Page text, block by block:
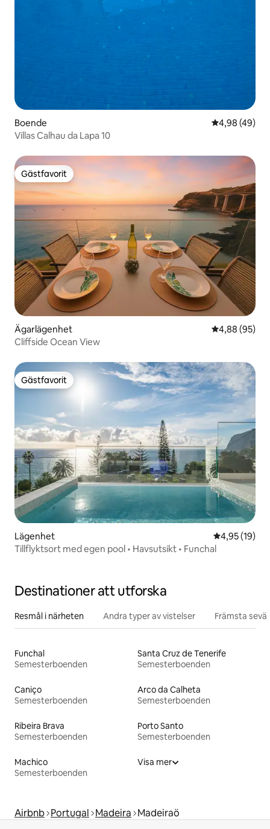
Boende 4,98 av 5 i
4,98 (49)
Villas Calhau da Lapa 10
Gästfavorit
Gästfavorit
Ägarlägenhet 4,88 av 5 i
4,88 (95)
Cliffside Ocean View
Gästfavorit
Gästfavorit
Lägenhet 4,95 av 5 i
4,95 (19)
Tillflyktsort med egen pool • Havsutsikt • Funchal
Destinationer att utforska
Resmål i närheten Andra typer av vistelser Främsta
Funchal
Semesterboenden
Santa Cruz de Tenerife
Semesterboenden
Caniço
Semesterboenden
Arco da Calheta
Semesterboenden
Ribeira Brava
Semesterboenden
Porto Santo
Semesterboenden
Machico
Semesterboenden
Visa mer
Airbnb Portugal Madeira Madeiraö